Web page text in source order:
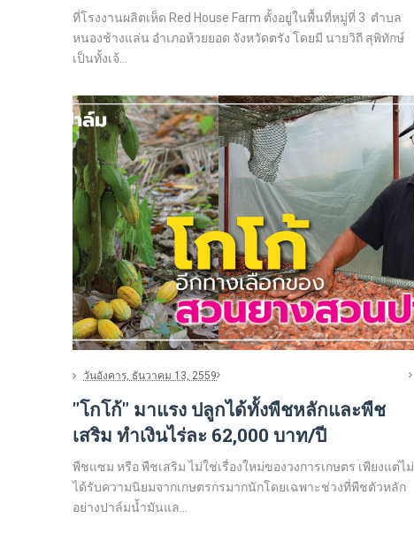
ที่โรงงานผลิตเห็ด Red House Farm ตั้งอยู่ในพื้นที่หมู่ที่ 3 ตำบล
หนองช้างแล่น อำเภอห้วยยอด จังหวัดตรัง โดยมี นายวิถี สุพิทักษ์
เป็นทั้งเจ้...
วันอังคาร, ธันวาคม 13, 2559
"โกโก้" มาแรง ปลูกได้ทั้งพืชหลักและพืช
เสริม ทำเงินไร่ละ 62,000 บาท/ปี
พืชแซม หรือ พืชเสริม ไม่ใช่เรื่องใหม่ของวงการเกษตร เพียงแต่ไม่
ได้รับความนิยมจากเกษตรกรมากนักโดยเฉพาะช่วงที่พืชตัวหลัก
อย่างปาล์มน้ำมันแล...